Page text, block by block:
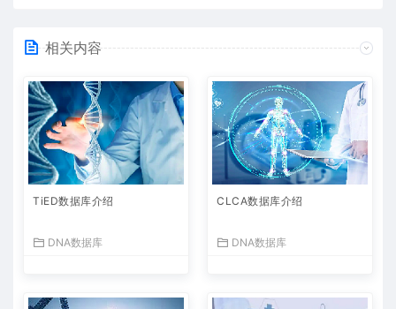
相关内容
TiED数据库介绍
DNA数据库
CLCA数据库介绍
DNA数据库